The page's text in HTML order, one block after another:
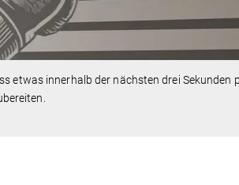
etwas innerhalb der nächsten drei Sekunden